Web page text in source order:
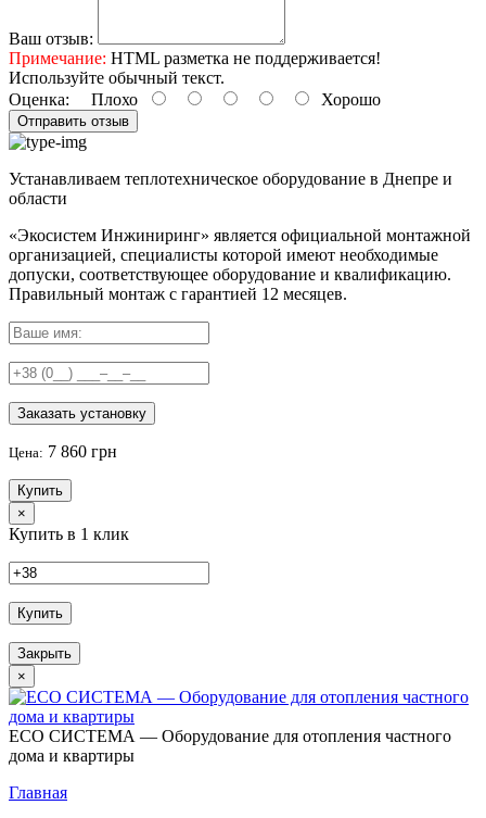
Ваш отзыв:
Примечание: HTML разметка не поддерживается!
Используйте обычный текст.
Оценка: Плохо Хорошо
Отправить отзыв
Устанавливаем теплотехническое оборудование в Днепре и
области
«Экосистем Инжиниринг» является официальной монтажной
организацией, специалисты которой имеют необходимые
допуски, соответствующее оборудование и квалификацию.
Правильный монтаж с гарантией 12 месяцев.
Заказать установку
Цена: 7 860 грн
Купить
×
Купить в 1 клик
Купить
Закрыть
×
ECO СИСТЕМА — Оборудование для отопления частного
дома и квартиры
Главная